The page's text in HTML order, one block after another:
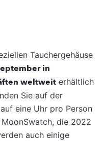
Tauchergehäuse
in
weltweit erhältlich
Sie auf der
eine Uhr pro Person
die 2022
auch einige